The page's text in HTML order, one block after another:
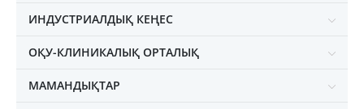
ИНДУСТРИАЛДЫҚ КЕҢЕС
ОҚУ-КЛИНИКАЛЫҚ ОРТАЛЫҚ
МАМАНДЫҚТАР